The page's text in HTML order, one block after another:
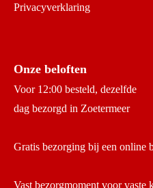
Privacyverklaring
Onze beloften
Voor 12:00 besteld, dezelfde
dag bezorgd in Zoetermeer
Gratis bezorging bij een online
Vast bezorgmoment voor vaste